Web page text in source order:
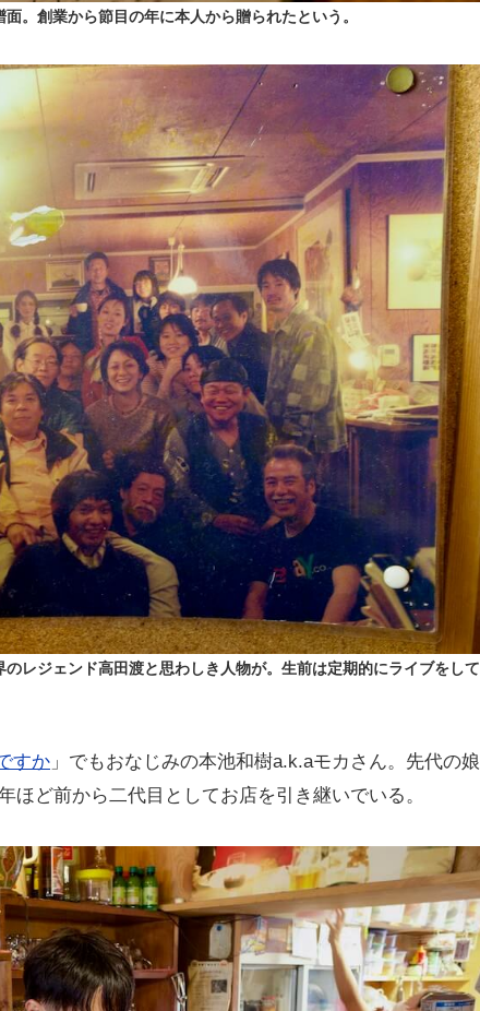
。創業から節目の年に本人から贈られたという。
レジェンド高田渡と思わしき人物が。生前は定期的にライブをして
すか 」でもおなじみの本池和樹a.k.aモカさん。先代の娘
ほど前から二代目としてお店を引き継いでいる。